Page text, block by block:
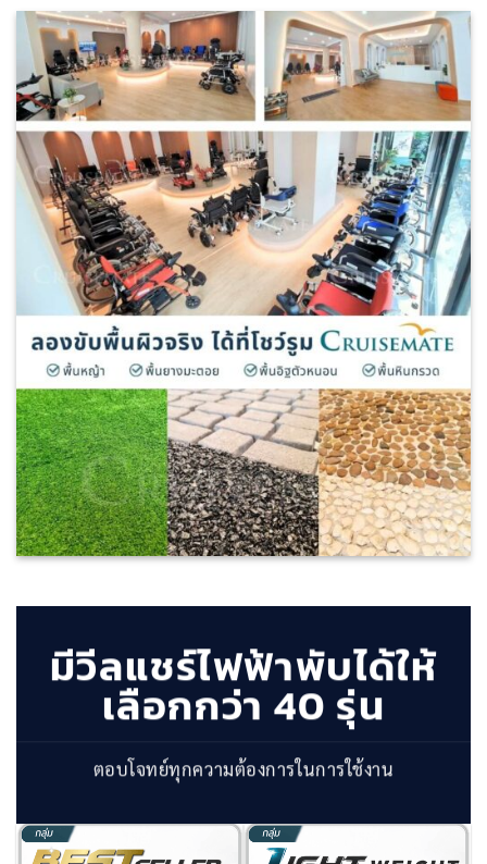
มีวีลแชร์ไฟฟ้าพับได้ให้
เลือกกว่า 40 รุ่น
ตอบโจทย์ทุกความต้องการในการใช้งาน